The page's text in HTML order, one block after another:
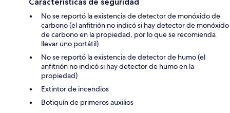
No se reportó la existencia de detector de monóxido de
carbono (el anfitrión no indicó si hay detector de monóxido
de carbono en la propiedad, por lo que se recomienda
llevar uno portátil)
No se reportó la existencia de detector de humo (el
anfitrión no indicó si hay detector de humo en la
propiedad)
Extintor de incendios
Botiquín de primeros auxilios